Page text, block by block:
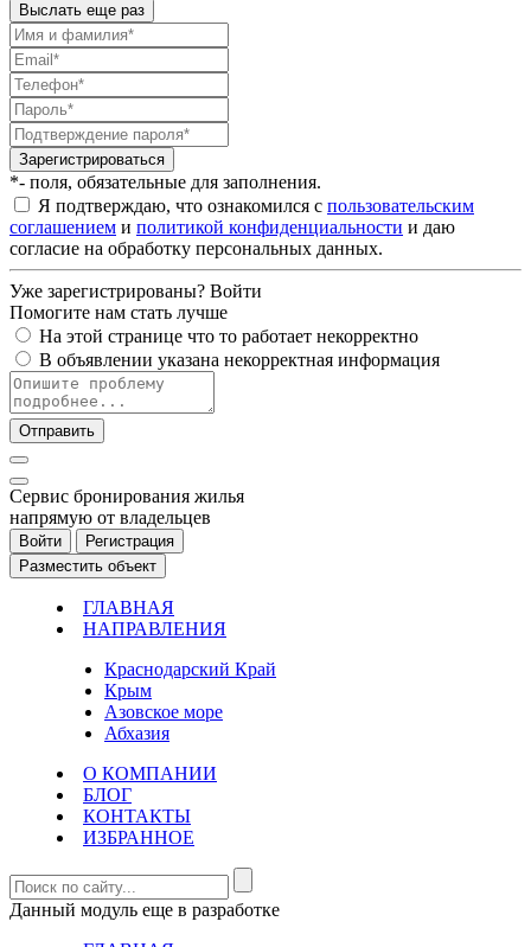
Выслать еще раз
Зарегистрироваться
*- поля, обязательные для заполнения.
Я подтверждаю, что ознакомился с пользовательским
соглашением и политикой конфиденциальности и даю
согласие на обработку персональных данных.
Уже зарегистрированы? Войти
Помогите нам стать лучше
На этой странице что то работает некорректно
В объявлении указана некорректная информация
Отправить
Cервис бронирования жилья
напрямую от владельцев
Войти
Регистрация
Разместить объект
ГЛАВНАЯ
НАПРАВЛЕНИЯ
Краснодарский Край
Крым
Азовское море
Абхазия
О КОМПАНИИ
БЛОГ
КОНТАКТЫ
ИЗБРАННОЕ
Данный модуль еще в разработке